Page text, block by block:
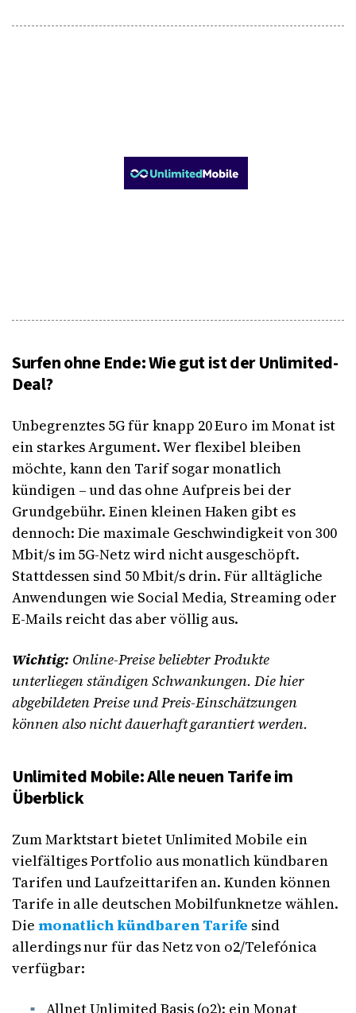
Surfen ohne Ende: Wie gut ist der Unlimited-
Deal?
Unbegrenztes 5G für knapp 20 Euro im Monat ist
ein starkes Argument. Wer flexibel bleiben
möchte, kann den Tarif sogar monatlich
kündigen – und das ohne Aufpreis bei der
Grundgebühr. Einen kleinen Haken gibt es
dennoch: Die maximale Geschwindigkeit von 300
Mbit/s im 5G-Netz wird nicht ausgeschöpft.
Stattdessen sind 50 Mbit/s drin. Für alltägliche
Anwendungen wie Social Media, Streaming oder
E-Mails reicht das aber völlig aus.
Wichtig: Online-Preise beliebter Produkte
unterliegen ständigen Schwankungen. Die hier
abgebildeten Preise und Preis-Einschätzungen
können also nicht dauerhaft garantiert werden.
Unlimited Mobile: Alle neuen Tarife im
Überblick
Zum Marktstart bietet Unlimited Mobile ein
vielfältiges Portfolio aus monatlich kündbaren
Tarifen und Laufzeittarifen an. Kunden können
Tarife in alle deutschen Mobilfunknetze wählen.
Die monatlich kündbaren Tarife sind
allerdings nur für das Netz von o2/Telefónica
verfügbar:
Allnet Unlimited Basis (o2): ein Monat